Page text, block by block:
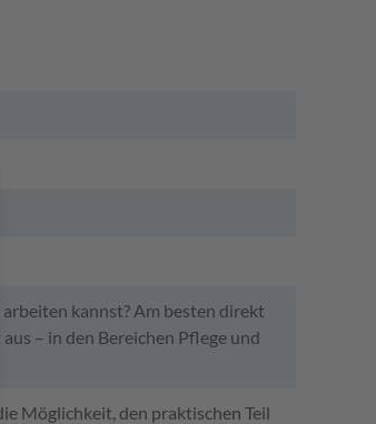
kannst? Am besten direkt
– in den Bereichen Pflege und
Möglichkeit, den praktischen Teil